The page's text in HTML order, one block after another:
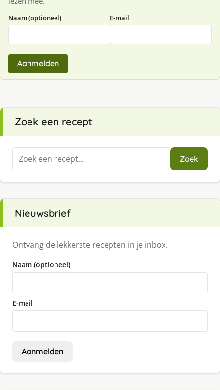
Naam (optioneel) E-mail
Aanmelden
Zoek een recept
Zoeken
naar:
Zoek
Nieuwsbrief
Ontvang de lekkerste recepten in je inbox.
Naam (optioneel)
E-mail
Aanmelden